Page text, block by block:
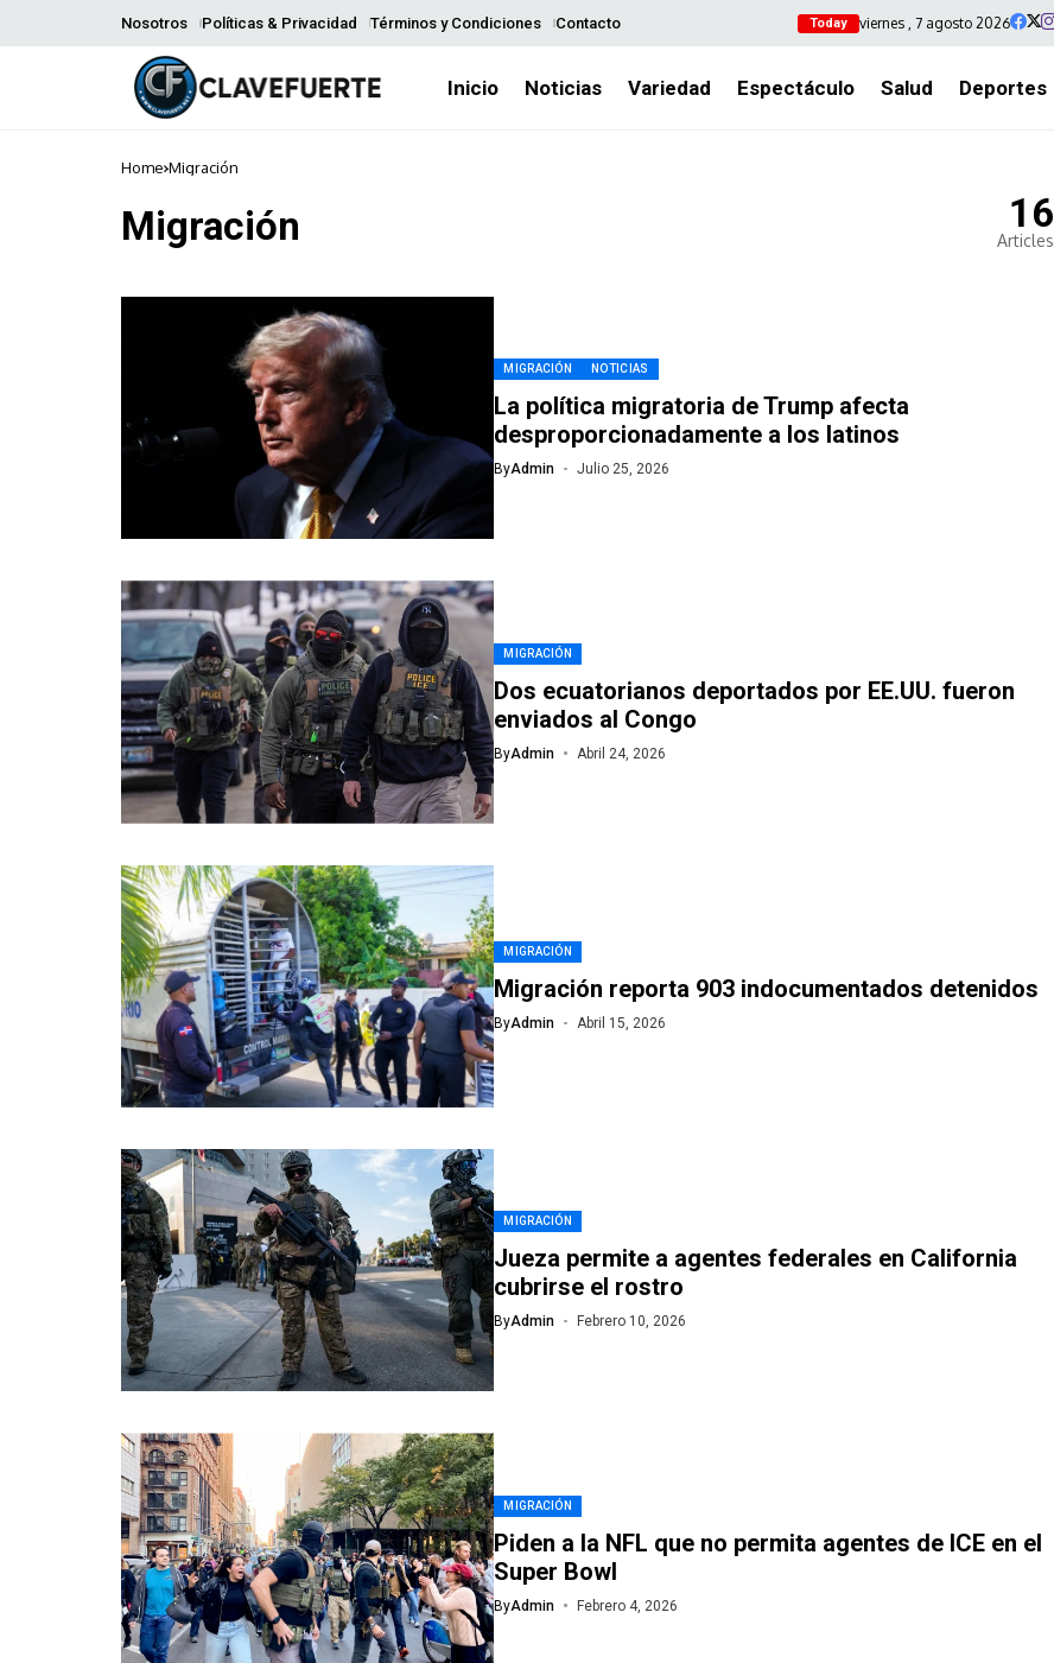
Nosotros Políticas & Privacidad Términos y Condiciones Contacto Today viernes , 7 agosto 2026
Inicio Noticias Variedad Espectáculo Salud Deportes
Home Migración
Migración 16
Articles
MIGRACIÓN NOTICIAS
La política migratoria de Trump afecta
desproporcionadamente a los latinos
ByAdmin Julio 25, 2026
MIGRACIÓN
Dos ecuatorianos deportados por EE.UU. fueron
enviados al Congo
ByAdmin Abril 24, 2026
MIGRACIÓN
Migración reporta 903 indocumentados detenidos
ByAdmin Abril 15, 2026
MIGRACIÓN
Jueza permite a agentes federales en California
cubrirse el rostro
ByAdmin Febrero 10, 2026
MIGRACIÓN
Piden a la NFL que no permita agentes de ICE en el
Super Bowl
ByAdmin Febrero 4, 2026